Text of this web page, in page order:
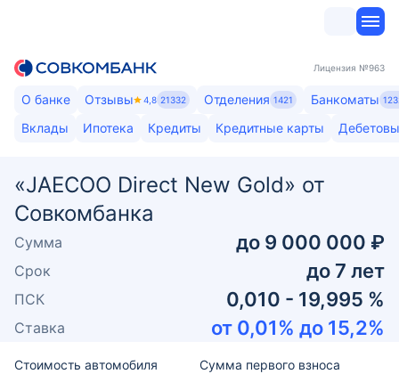
Лицензия №963
О банке Отзывы 4,8 21332 Отделения 1421 Банкоматы
Вклады Ипотека Кредиты Кредитные карты
«JAECOO Direct New Gold» от
Совкомбанка
Сумма до 9 000 000 ₽
Срок до 7 лет
ПСК 0,010 - 19,995 %
Ставка от 0,01% до 15,2%
Стоимость автомобиля Сумма первого взноса